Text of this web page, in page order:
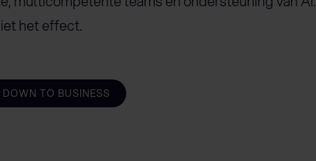
het effect.
TO BUSINESS